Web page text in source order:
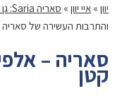
יוון » איי יוון » סאריה Saria: גן עדן נסתר באיים האגאיים 🏝️
והתרבות העשירה של
סאריה –
קטן